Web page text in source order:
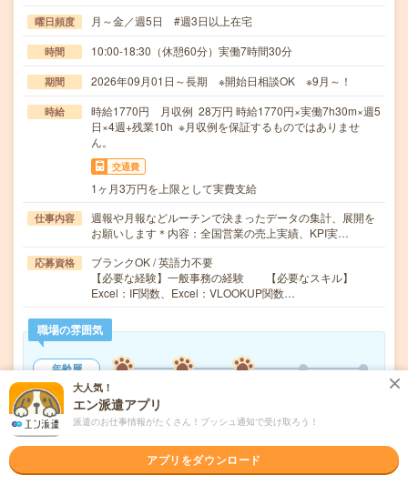
曜日頻度 月～金／週5日 #週3日以上在宅
時間 10:00-18:30（休憩60分）実働7時間30分
期間 2026年09月01日～長期 ※開始日相談OK ※9月～！
時給
時給1770円 月収例 28万円 時給1770円×実働7h30m×週5
日×4週+残業10h ※月収例を保証するものではありませ
ん。
交通費
1ヶ月3万円を上限として実費支給
仕事内容
週報や月報などルーチンで決まったデータの集計、展開を
お願いします＊内容：全国営業の売上実績、KPI実…
応募資格
ブランクOK / 英語力不要
【必要な経験】一般事務の経験 【必要なスキル】
Excel：IF関数、Excel：VLOOKUP関数…
職場の雰囲気
年齢層
男女比率
もっと見る
大人気！
エン派遣アプリ
派遣のお仕事情報がたくさん！プッシュ通知で受け取ろう！
アプリをダウンロード